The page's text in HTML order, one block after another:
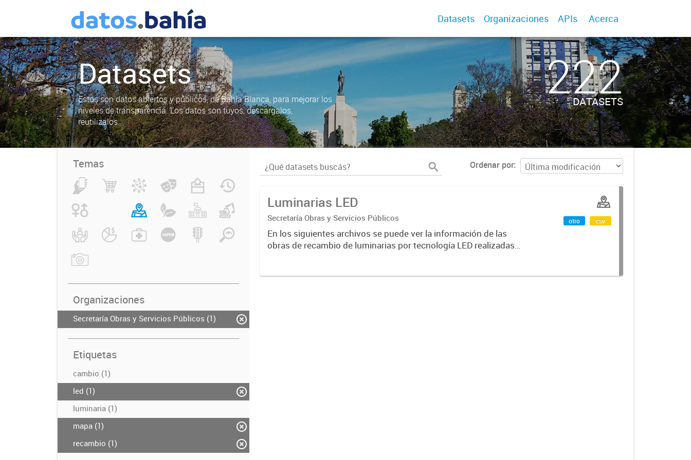
Datasets Organizaciones APIs Acerca
Datasets
Estos son datos abiertos y públicos, de Bahía Blanca, para mejorar los
niveles de transparencia. Los datos son tuyos, descargalos,
reutilizalos.
222
DATASETS
Temas
Organizaciones
Secretaría Obras y Servicios Públicos (1)
Etiquetas
cambio (1)
led (1)
luminaria (1)
mapa (1)
recambio (1)
Ordenar por
Luminarias LED
Secretaría Obras y Servicios Públicos
En los siguientes archivos se puede ver la información de las
obras de recambio de luminarias por tecnología LED realizadas
otro csv